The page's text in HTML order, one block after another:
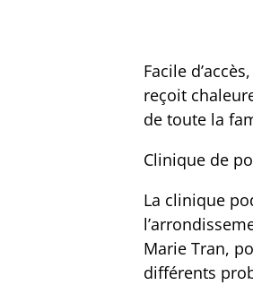
Facile
reçoit
de toute la
Clinique de
La clinique
Marie Tran,
différents